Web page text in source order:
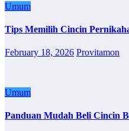
Umum
Tips Memilih Cincin
February 18, 2026 Provitamon
Umum
Panduan Mudah Beli Cincin